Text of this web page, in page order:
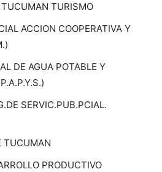
TURISMO
ACCION COOPERATIVA Y
DE AGUA POTABLE Y
SERVIC.PUB.PCIAL.
TUCUMAN
PRODUCTIVO